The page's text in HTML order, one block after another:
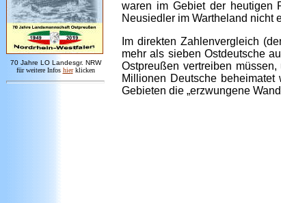
70 Jahre LO Landesgr. NRW
für weitere Infos hier klicken
waren im Gebiet der heutigen
Neusiedler im Wartheland nicht
Im direkten Zahlenvergleich
mehr als sieben Ostdeutsche
Ostpreußen vertreiben
Millionen Deutsche
Gebieten die „erzwungene